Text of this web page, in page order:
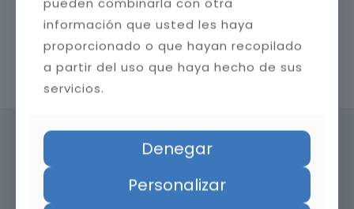
Contacta con nosotros
Precio de reformar el baño en
información que usted les haya
proporcionado o que hayan recopilado
a partir del uso que haya hecho de sus
servicios.
Denegar
Personalizar